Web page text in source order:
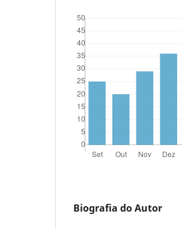
Biografia do Autor